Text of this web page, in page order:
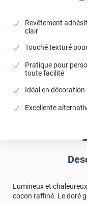
Revêtement
clair
Touché texturé
Pratique pour
toute facilité
Idéal en
Excellente
Lumineux et
cocon raffiné. Le doré